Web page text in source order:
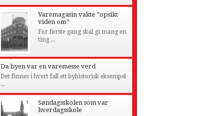
Varemagasin vakte ”opsikt
viden om”
For første gang skal gi mang en
ting ...
Da byen var en varemesse verd
Det finnes i hvert fall ett byhistorisk eksempel
...
Søndagsskolen som var
hverdagsskole